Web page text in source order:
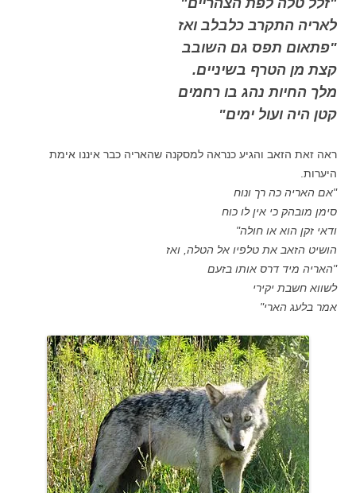
"זלל טלה לפת הצהריים"
לאריה התקרב כלבלב ואז
"פתאום תפס גם השובב
קצת מן הטרף בשיניים.
מלך החיות נהג בו רחמים
קטן היה ועול ימים"
ראה זאת הזאב והגיע כנראה למסקנה שהאריה כבר איננו אימת
היערות.
"אם האריה כה רך ונוח
סימן מובהק כי אין לו כוח
ודאי זקן הוא או חולה"
הושיט הזאב את טלפיו אל הטלה, ואז
"האריה מיד דרס אותו בזעם
לשווא חשבת יקירי
אמר בלעג הארי"